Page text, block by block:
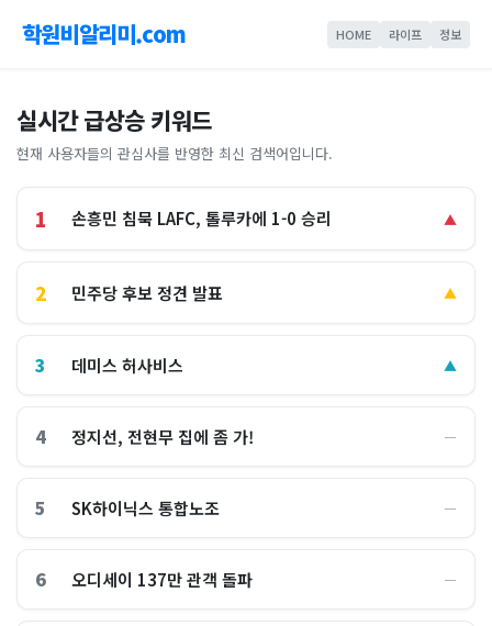
학원비알리미.com HOME 라이프 정보
실시간 급상승 키워드
현재 사용자들의 관심사를 반영한 최신 검색어입니다.
1 손흥민 침묵 LAFC, 톨루카에 1-0 승리 ▲
2 민주당 후보 정견 발표 ▲
3 데미스 허사비스 ▲
4 정지선, 전현무 집에 좀 가! ―
5 SK하이닉스 통합노조 ―
6 오디세이 137만 관객 돌파 ―